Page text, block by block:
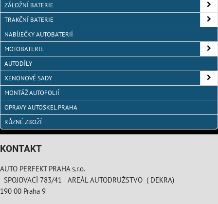
ZÁLOŽNÍ BATERIE
TRAKČNÍ BATERIE
NABÍJEČKY AUTOBATERIÍ
MOTOBATERIE
AUTODÍLY
XENONOVÉ SADY
MONTÁŽ AUTOFOLIÍ
OPRAVY AUTOSKEL PRAHA
RŮZNÉ ZBOŽÍ
KONTAKT
AUTO PERFEKT PRAHA s.r.o.
SPOJOVACÍ 783/41 AREÁL AUTODRUŽSTVO ( DEKRA)
190 00 Praha 9